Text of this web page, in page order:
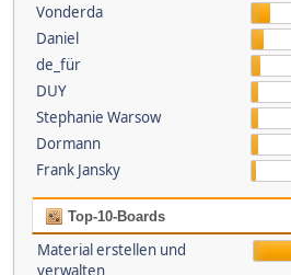
Vonderda
Daniel
de_für
DUY
Stephanie Warsow
Dormann
Frank Jansky
Top-10-Boards
Material erstellen und
verwalten